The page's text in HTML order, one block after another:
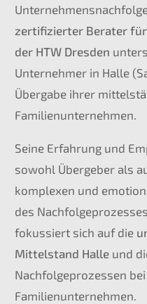
zertifizierter Berater
der HTW Dresden
Unternehmer in Halle
Übergabe ihrer
Familienunternehmen.
Seine Erfahrung und
sowohl Übergeber als
komplexen und
des
fokussiert sich auf die
Mittelstand Halle und
Nachfolgeprozessen
Familienunternehmen.